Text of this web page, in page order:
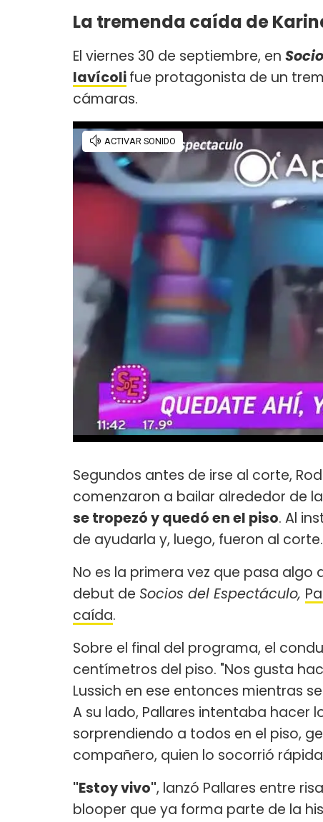
La tremenda caída de
El viernes 30 de septiembre, en
Iavícolifue protagonista de un
cámaras.
Segundos antes de irse al corte,
comenzaron a bailar alrededor de
se tropezó y quedó en el piso. Al
de ayudarla y, luego, fueron al corte.
No es la primera vez que pasa algo
debut de Socios del Espectáculo,
caída.
Sobre el final del programa, el
centímetros del piso. "Nos gusta
Lussich en ese entonces mientras
A su lado, Pallares intentaba hacer
sorprendiendo a todos en el piso,
compañero, quien lo socorrió
"Estoy vivo", lanzó Pallares entre
blooper que ya forma parte de la